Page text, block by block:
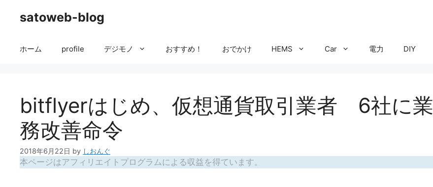
satoweb-blog
ホーム profile デジモノ おすすめ！ おでかけ HEMS Car 電力 DIY
bitflyerはじめ、仮想通貨取引業者 6社に業
務改善命令
2018年6月22日 by しおんぐ
本ページはアフィリエイトプログラムによる収益を得ています。